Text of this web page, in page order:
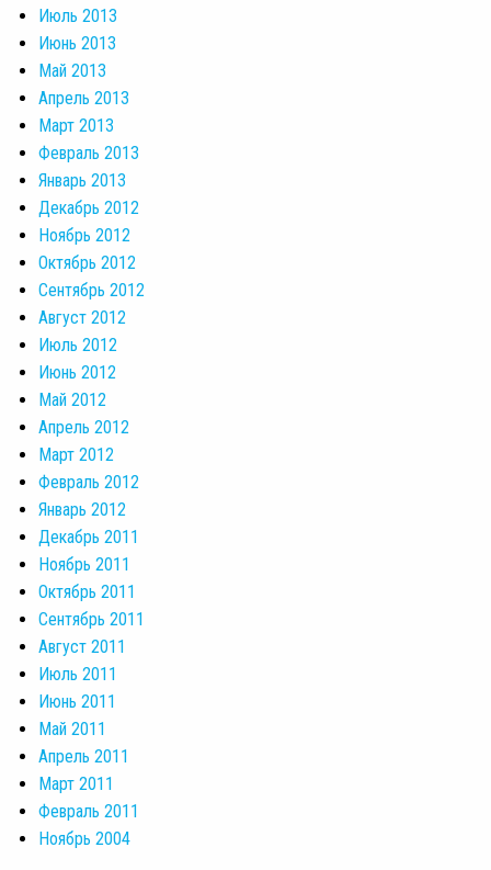
Июль 2013
Июнь 2013
Май 2013
Апрель 2013
Март 2013
Февраль 2013
Январь 2013
Декабрь 2012
Ноябрь 2012
Октябрь 2012
Сентябрь 2012
Август 2012
Июль 2012
Июнь 2012
Май 2012
Апрель 2012
Март 2012
Февраль 2012
Январь 2012
Декабрь 2011
Ноябрь 2011
Октябрь 2011
Сентябрь 2011
Август 2011
Июль 2011
Июнь 2011
Май 2011
Апрель 2011
Март 2011
Февраль 2011
Ноябрь 2004